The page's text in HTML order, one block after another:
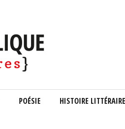
POÉSIE HISTOIRE LITTÉRAIRE